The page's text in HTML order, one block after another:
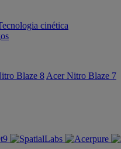
cinética
Blaze 8 Acer Nitro Blaze 7